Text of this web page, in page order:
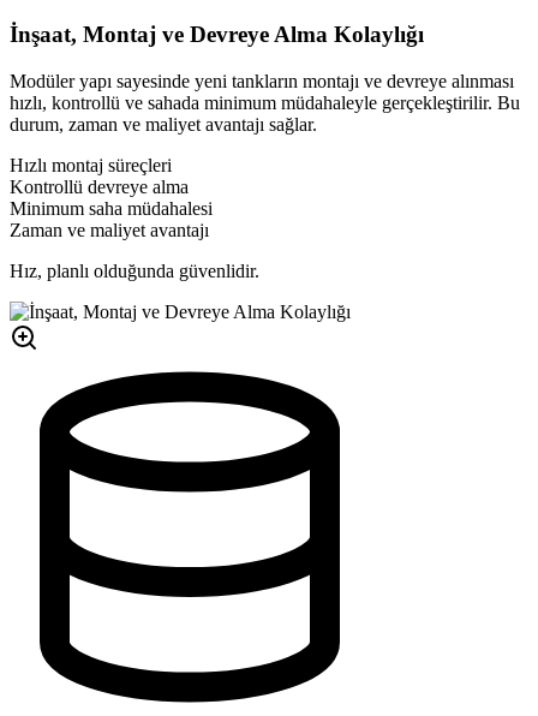
İnşaat, Montaj ve Devreye Alma Kolaylığı
Modüler yapı sayesinde yeni tankların montajı ve devreye alınması
hızlı, kontrollü ve sahada minimum müdahaleyle gerçekleştirilir. Bu
durum, zaman ve maliyet avantajı sağlar.
Hızlı montaj süreçleri
Kontrollü devreye alma
Minimum saha müdahalesi
Zaman ve maliyet avantajı
Hız, planlı olduğunda güvenlidir.